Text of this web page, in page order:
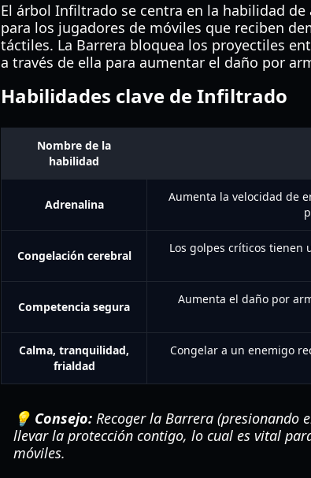
El árbol Infiltrado se centra en la habilidad de
para los jugadores de móviles que reciben
táctiles. La Barrera bloquea los proyectiles
a través de ella para aumentar el daño por
Habilidades clave de Infiltrado
Nombre de la
habilidad
Adrenalina
Aumenta la velocidad de
Congelación cerebral
Los golpes críticos tienen
Competencia segura
Aumenta el daño por
Calma, tranquilidad,
frialdad
Congelar a un enemigo
💡 Consejo: Recoger la Barrera (presionando
llevar la protección contigo, lo cual es vital
móviles.